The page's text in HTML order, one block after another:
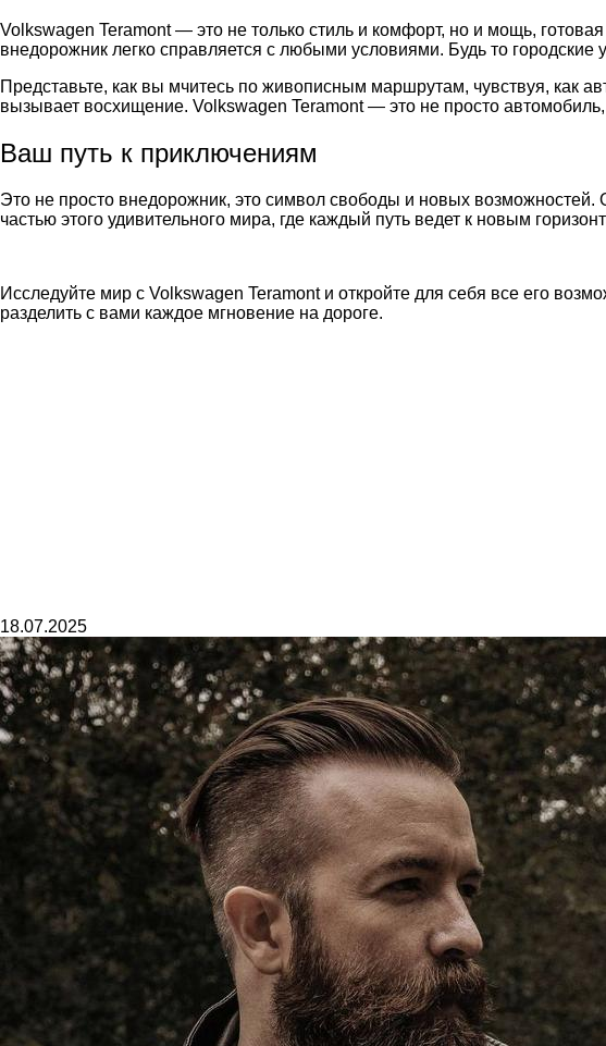
Volkswagen Teramont — это не только стиль и комфорт, но и мощь,
внедорожник легко справляется с любыми условиями. Будь то
Представьте, как вы мчитесь по живописным маршрутам, чувствуя, как
вызывает восхищение. Volkswagen Teramont — это не просто
Ваш путь к приключениям
Это не просто внедорожник, это символ свободы и новых возможностей.
частью этого удивительного мира, где каждый путь ведет к новым
Исследуйте мир с Volkswagen Teramont и откройте для себя все его
разделить с вами каждое мгновение на дороге.
18.07.2025